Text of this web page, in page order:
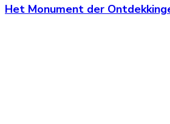
Het Monument der